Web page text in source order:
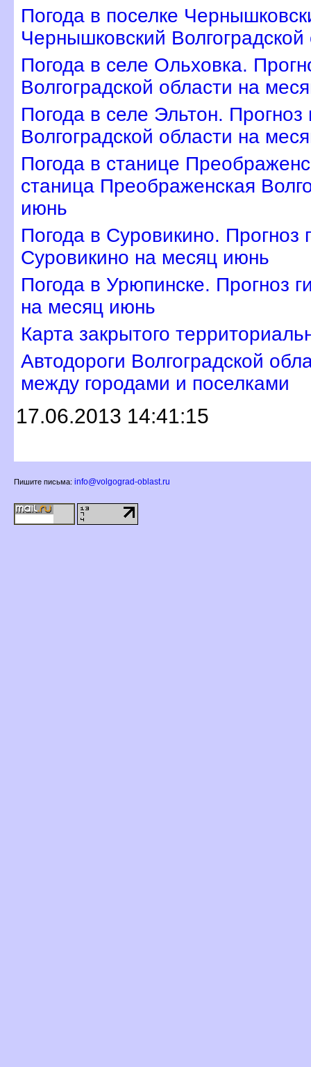
Погода в поселке
Чернышковский
Погода в селе Ольховка.
олгоградской области на
Погода в селе Эльтон. Прогноз
олгоградской области на
Погода в станице
станица Преображенская
июнь
Погода в Суровикино. Прогноз
Суровикино на месяц июнь
Погода в Урюпинске. Прогноз
на месяц июнь
Карта закрытого
Автодороги Волгоградской
между городами и поселками
17.06.2013 14:41:15
Пишите письма: info@volgograd-oblast.ru